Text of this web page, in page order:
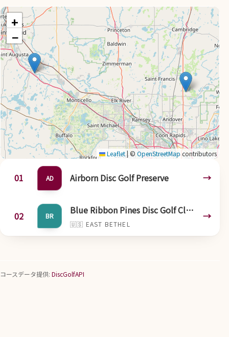
+
−
Leaflet|©OpenStreetMap contributors
01 AD Airborn Disc Golf Preserve →
02 BR Blue Ribbon Pines Disc Golf Club
🇺🇸 EAST BETHEL
→
コースデータ提供: DiscGolfAPI